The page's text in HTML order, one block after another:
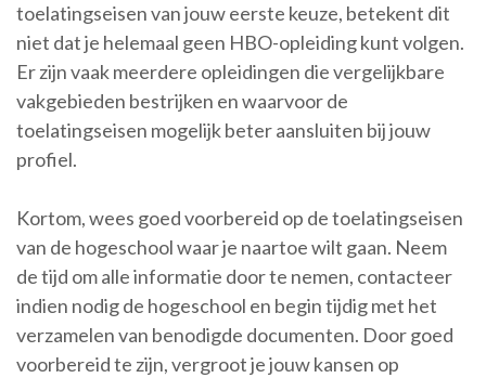
toelatingseisen van jouw eerste keuze, betekent dit
niet dat je helemaal geen HBO-opleiding kunt volgen.
Er zijn vaak meerdere opleidingen die vergelijkbare
vakgebieden bestrijken en waarvoor de
toelatingseisen mogelijk beter aansluiten bij jouw
profiel.
Kortom, wees goed voorbereid op de toelatingseisen
van de hogeschool waar je naartoe wilt gaan. Neem
de tijd om alle informatie door te nemen, contacteer
indien nodig de hogeschool en begin tijdig met het
verzamelen van benodigde documenten. Door goed
voorbereid te zijn, vergroot je jouw kansen op